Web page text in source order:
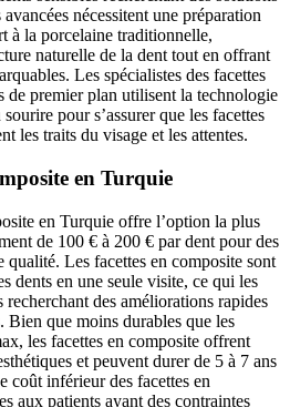
nécessitent une préparation
à la porcelaine traditionnelle,
naturelle de la dent tout en offrant
Les spécialistes des facettes
de premier plan utilisent la technologie
pour s’assurer que les facettes
les traits du visage et les attentes.
en Turquie
en Turquie offre l’option la plus
de 100 € à 200 € par dent pour des
qualité. Les facettes en composite sont
dents en une seule visite, ce qui les
des améliorations rapides
Bien que moins durables que les
les facettes en composite offrent
et peuvent durer de 5 à 7 ans
coût inférieur des facettes en
aux patients ayant des contraintes